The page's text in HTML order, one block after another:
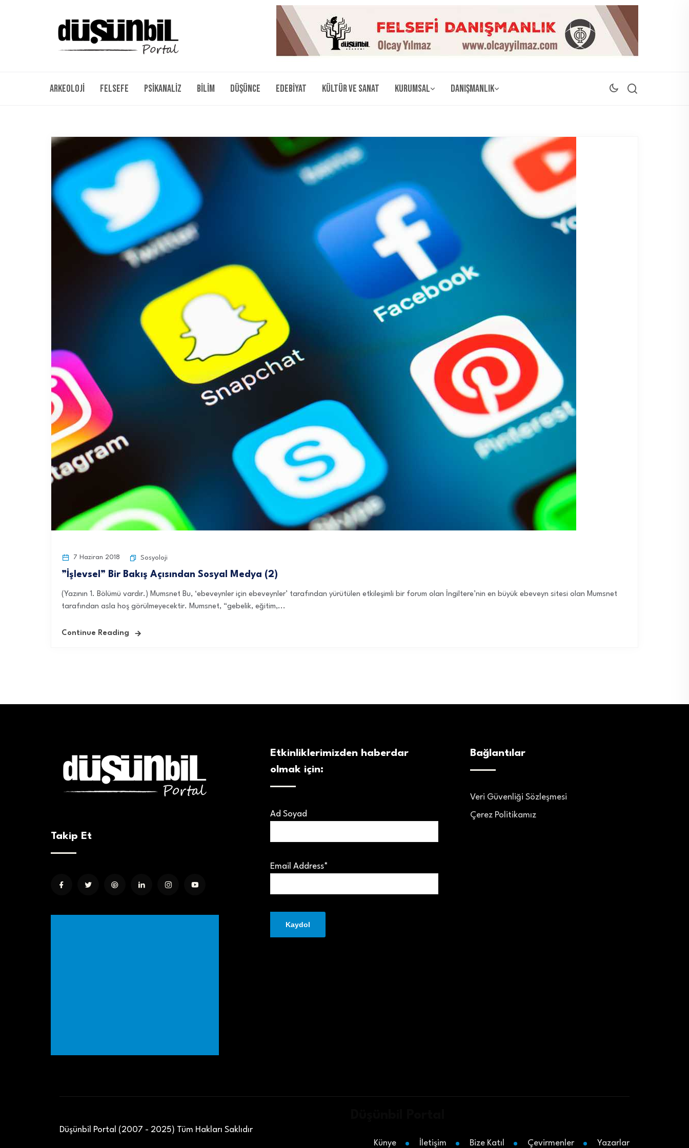
Arkeoloji Felsefe Psikanaliz Bilim Düşünce Edebiyat Kültür ve Sanat Kurumsal Danışmanlık
7 Haziran 2018 Sosyoloji
”İşlevsel” Bir Bakış Açısından Sosyal Medya (2)
(Yazının 1. Bölümü vardır.) Mumsnet Bu, ‘ebeveynler için ebeveynler’ tarafından yürütülen etkileşimli bir forum olan İngiltere’nin en büyük ebeveyn sitesi olan Mumsnet
tarafından asla hoş görülmeyecektir. Mumsnet, “gebelik, eğitim,...
Continue Reading
Takip Et
Etkinliklerimizden haberdar
olmak için:
Ad Soyad
Email Address*
Bağlantılar
Veri Güvenliği Sözleşmesi
Çerez Politikamız
Düşünbil Portal (2007 - 2025) Tüm Hakları Saklıdır
Künye İletişim Bize Katıl Çevirmenler Yazarlar